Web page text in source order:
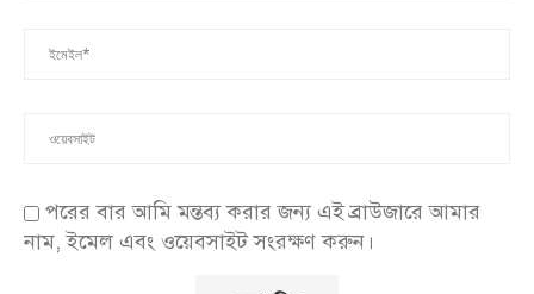
পরের বার আমি মন্তব্য করার জন্য এই ব্রাউজারে আমার
নাম, ইমেল এবং ওয়েবসাইট সংরক্ষণ করুন।